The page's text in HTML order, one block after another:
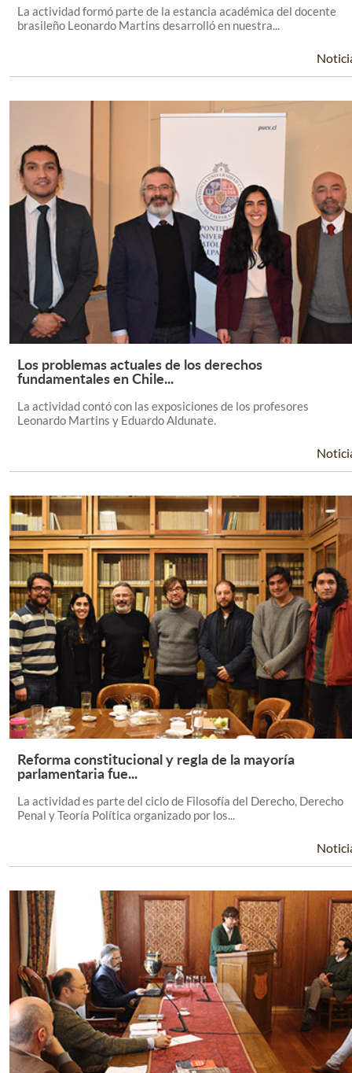
La actividad formó parte de la estancia académica del docente
brasileño Leonardo Martins desarrolló en nuestra...
Los problemas actuales de los derechos
fundamentales en Chile...
La actividad contó con las exposiciones de los profesores
Leonardo Martins y Eduardo Aldunate.
Leer Más +
Reforma constitucional y regla de la mayoría
parlamentaria fue...
La actividad es parte del ciclo de Filosofía del Derecho, Derecho
Penal y Teoría Política organizado por los...